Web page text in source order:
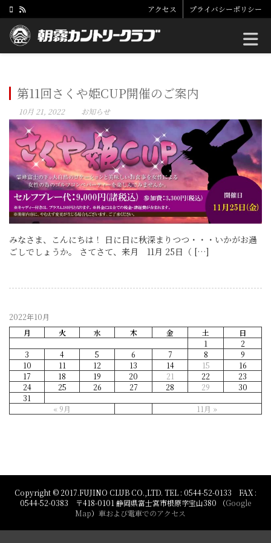
アクセス プライバシーポリシー
第11回さくや姫CUP開催のご案内
10月 21, 2022 お知らせ
みなさま、こんにちは！ 日に日に秋深まりつつ・・・いかがお過
ごしでしょうか。 さてさて、来月 11月 25日（ […]
2022年10月
月
火 水 木 金 土 日
« 9月 11月 »
1
2
3
4 5 6 7 8
9
10
11 12 13 14 15
16
17
18 19 20 21 22
23
24
25 26 27 28 29
30
31
Copyright © 2017.FUJINO CLUB CO.,LTD. TEL : 0544-52-0133 FAX :
0544-52-0383 〒418-0101 静岡県富士宮市根原字宝山380 （Google
Map） 車および電車でのアクセス